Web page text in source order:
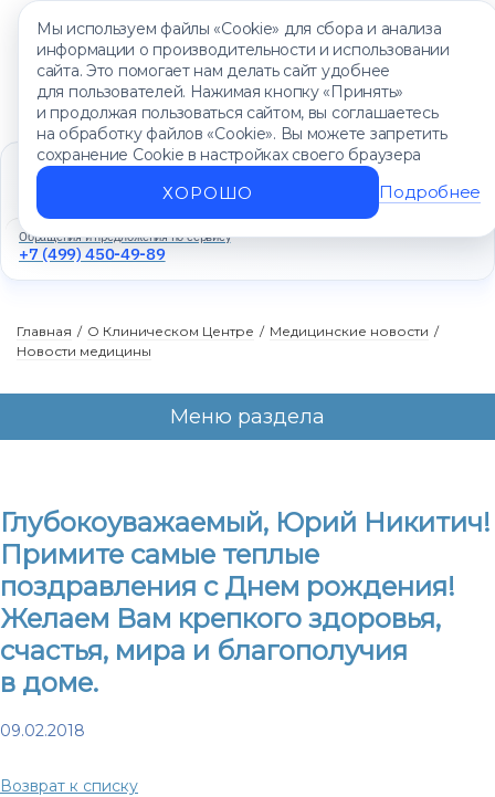
Мы используем файлы «Cookie» для сбора и анализа
информации о производительности и использовании
сайта. Это помогает нам делать сайт удобнее
для пользователей. Нажимая кнопку «Принять»
и продолжая пользоваться сайтом, вы соглашаетесь
на обработку файлов «Cookie». Вы можете запретить
сохранение Cookie в настройках своего браузера
ХОРОШО Подробнее
Единый контакт-центр
+7 (499) 450-88-89
Ежедневно с 8:00 до 20:00
Обращения и предложения по сервису
+7 (499) 450-49-89
Главная / О Клиническом Центре / Медицинские новости /
Новости медицины
Глубокоуважаемый, Юрий Никитич!
Примите самые теплые
поздравления с Днем рождения!
Желаем Вам крепкого здоровья,
счастья, мира и благополучия
в доме.
09.02.2018
Возврат к списку
Меню раздела